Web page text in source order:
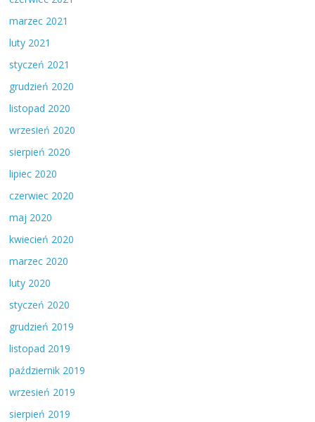
marzec 2021
luty 2021
styczeń 2021
grudzień 2020
listopad 2020
wrzesień 2020
sierpień 2020
lipiec 2020
czerwiec 2020
maj 2020
kwiecień 2020
marzec 2020
luty 2020
styczeń 2020
grudzień 2019
listopad 2019
październik 2019
wrzesień 2019
sierpień 2019